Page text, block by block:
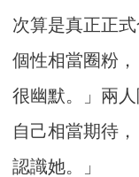
次算是真正正
個性相當圈粉
很幽默。」兩
自己相當期待
認識她。」